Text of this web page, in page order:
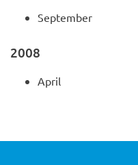
September
2008
April